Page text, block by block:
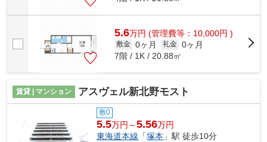
5.6万円 (管理費等：10,000円 )
敷金 0ヶ月 礼金 0ヶ月
7階 / 1K / 20.88㎡
賃貸 | マンション アスヴェル新北野モスト
敷0
5.5万円～5.56万円
東海道本線 「塚本 」駅 徒歩10分